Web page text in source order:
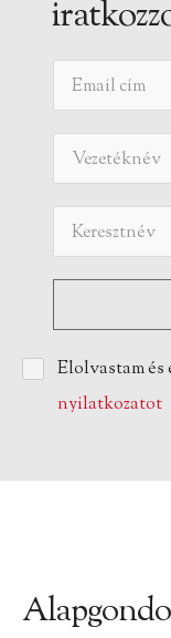
Elolvastam és
nyilatkozatot